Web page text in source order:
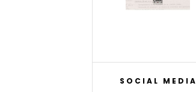
SOCIAL MEDIA